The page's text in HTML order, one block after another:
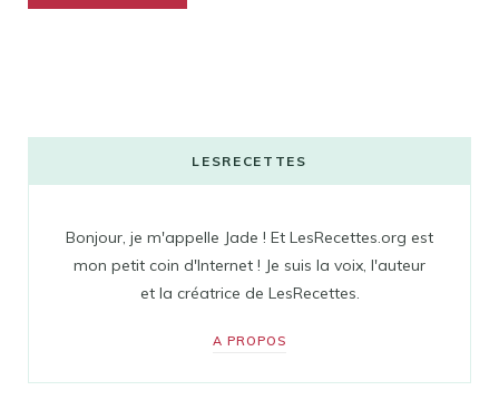
LESRECETTES
Bonjour, je m'appelle Jade ! Et LesRecettes.org est
mon petit coin d'Internet ! Je suis la voix, l'auteur
et la créatrice de LesRecettes.
A PROPOS